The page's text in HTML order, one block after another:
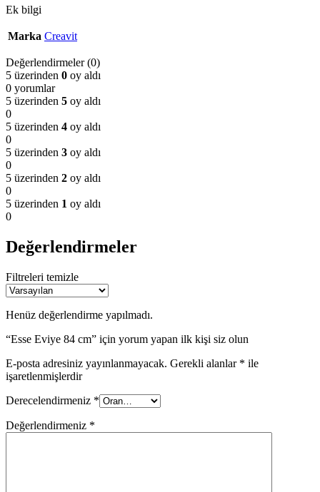
Ek bilgi
Marka Creavit
Değerlendirmeler (0)
5 üzerinden 0 oy aldı
0 yorumlar
5 üzerinden 5 oy aldı
0
5 üzerinden 4 oy aldı
0
5 üzerinden 3 oy aldı
0
5 üzerinden 2 oy aldı
0
5 üzerinden 1 oy aldı
0
Değerlendirmeler
Filtreleri temizle
Henüz değerlendirme yapılmadı.
“Esse Eviye 84 cm” için yorum yapan ilk kişi siz olun
E-posta adresiniz yayınlanmayacak. Gerekli alanlar * ile
işaretlenmişlerdir
Derecelendirmeniz *
Değerlendirmeniz *